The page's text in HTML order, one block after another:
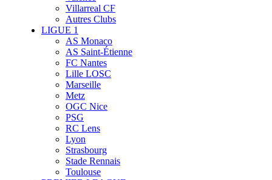
Villarreal CF
Autres Clubs
LIGUE 1
AS Monaco
AS Saint-Étienne
FC Nantes
Lille LOSC
Marseille
Metz
OGC Nice
PSG
RC Lens
Lyon
Strasbourg
Stade Rennais
Toulouse